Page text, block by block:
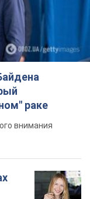
раке
внимания